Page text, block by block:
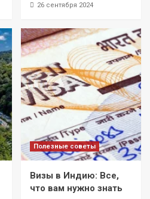
26 сентября 2024
Полезные советы
Визы в Индию: Все,
что вам нужно знать